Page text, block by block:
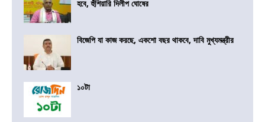
হবে, হুঁশিয়ারি দিলীপ ঘোষের
বিজেপি যা কাজ করছে, একশো বছর থাকবে, দাবি মুখ্যমন্ত্রীর
১০টা